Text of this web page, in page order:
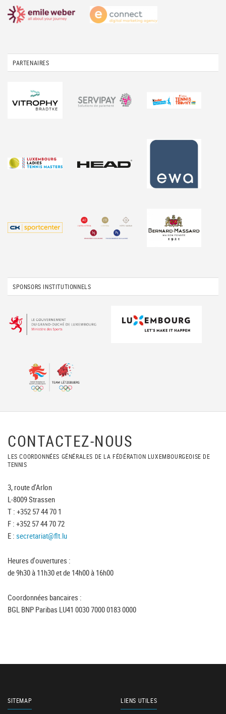
PARTENAIRES
SPONSORS INSTITUTIONNELS
CONTACTEZ-NOUS
LES COORDONNÉES GÉNÉRALES DE LA FÉDÉRATION LUXEMBOURGEOISE DE
TENNIS
3, route d'Arlon
L-8009 Strassen
T : +352 57 44 70 1
F : +352 57 44 70 72
E : secretariat@flt.lu
Heures d'ouvertures :
de 9h30 à 11h30 et de 14h00 à 16h00
Coordonnées bancaires :
BGL BNP Paribas LU41 0030 7000 0183 0000
SITEMAP LIENS UTILES